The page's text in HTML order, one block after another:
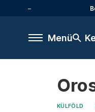
Menü
KÜLFÖLD